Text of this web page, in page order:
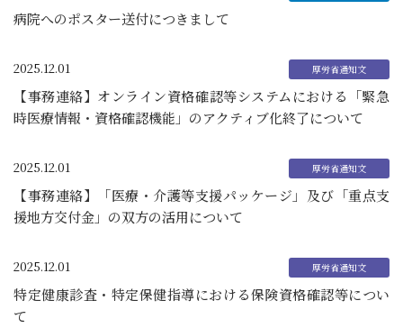
病院へのポスター送付につきまして
2025.12.01
【事務連絡】オンライン資格確認等システムにおける「緊急
時医療情報・資格確認機能」のアクティブ化終了について
2025.12.01
【事務連絡】「医療・介護等支援パッケージ」及び「重点支
援地方交付金」の双方の活用について
2025.12.01
特定健康診査・特定保健指導における保険資格確認等につい
て